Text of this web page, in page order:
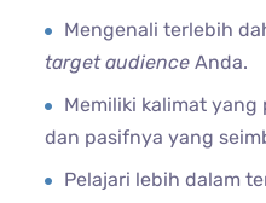
Mengenali terlebih
target audienceAnda.
Memiliki kalimat
dan pasifnya yang
Pelajari lebih dalam